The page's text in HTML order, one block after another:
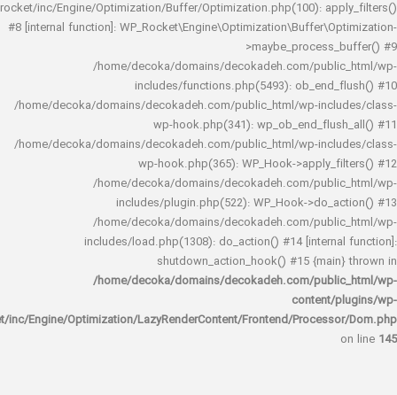
rocket/inc/Engine/Optimization/Buffer/Optimization.php(100):
#8 [internal function]:
/home/decoka/domains/decokadeh.com/
includes/functions.php(5493):
/home/decoka/domains/decokadeh.com/public_html/wp-
wp-hook.php(341):
/home/decoka/domains/decokadeh.com/public_html/wp-
wp-hook.php(365): WP_Hook-
/home/decoka/domains/decokadeh.com/
includes/plugin.php(522): WP_Hook-
/home/decoka/domains/decokadeh.com/
includes/load.php(1308): do_action() #14
shutdown_action_hook() #15
/home/decoka/domains/decokadeh.com/
rocket/inc/Engine/Optimization/LazyRenderContent/Frontend/